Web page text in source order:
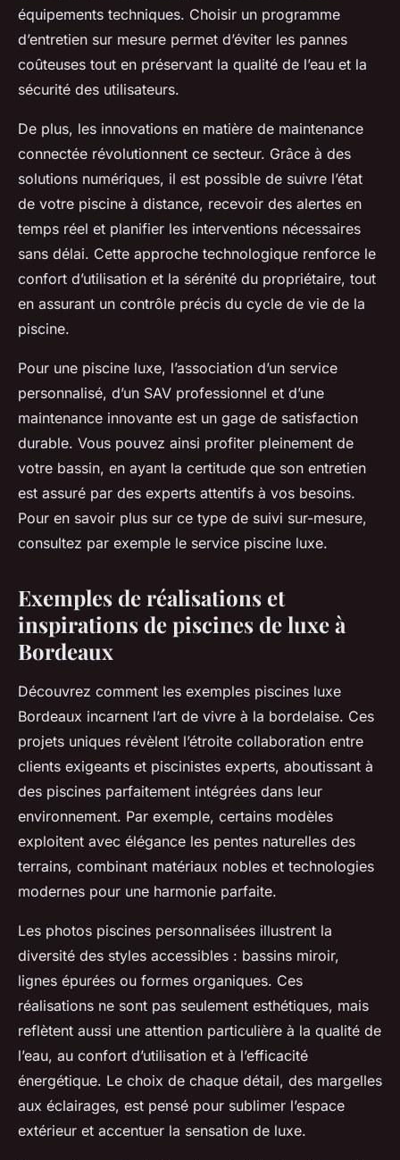
équipements techniques. Choisir un programme
d’entretien sur mesure permet d’éviter les pannes
coûteuses tout en préservant la qualité de l’eau et la
sécurité des utilisateurs.
De plus, les innovations en matière de maintenance
connectée révolutionnent ce secteur. Grâce à des
solutions numériques, il est possible de suivre l’état
de votre piscine à distance, recevoir des alertes en
temps réel et planifier les interventions nécessaires
sans délai. Cette approche technologique renforce le
confort d’utilisation et la sérénité du propriétaire, tout
en assurant un contrôle précis du cycle de vie de la
piscine.
Pour une piscine luxe, l’association d’un service
personnalisé, d’un SAV professionnel et d’une
maintenance innovante est un gage de satisfaction
durable. Vous pouvez ainsi profiter pleinement de
votre bassin, en ayant la certitude que son entretien
est assuré par des experts attentifs à vos besoins.
Pour en savoir plus sur ce type de suivi sur-mesure,
consultez par exemple le service piscine luxe.
Exemples de réalisations et
inspirations de piscines de luxe à
Bordeaux
Découvrez comment les exemples piscines luxe
Bordeaux incarnent l’art de vivre à la bordelaise. Ces
projets uniques révèlent l’étroite collaboration entre
clients exigeants et piscinistes experts, aboutissant à
des piscines parfaitement intégrées dans leur
environnement. Par exemple, certains modèles
exploitent avec élégance les pentes naturelles des
terrains, combinant matériaux nobles et technologies
modernes pour une harmonie parfaite.
Les photos piscines personnalisées illustrent la
diversité des styles accessibles : bassins miroir,
lignes épurées ou formes organiques. Ces
réalisations ne sont pas seulement esthétiques, mais
reflètent aussi une attention particulière à la qualité de
l’eau, au confort d’utilisation et à l’efficacité
énergétique. Le choix de chaque détail, des margelles
aux éclairages, est pensé pour sublimer l’espace
extérieur et accentuer la sensation de luxe.